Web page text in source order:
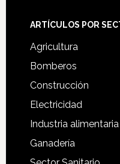
ARTÍCULOS POR
Agricultura
Bomberos
Construcción
Electricidad
Industria alimentaria
Ganadería